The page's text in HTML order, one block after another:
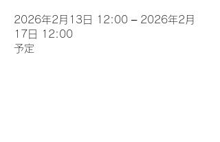
2026年2月13日 12:00 – 2026年2月
17日 12:00
予定